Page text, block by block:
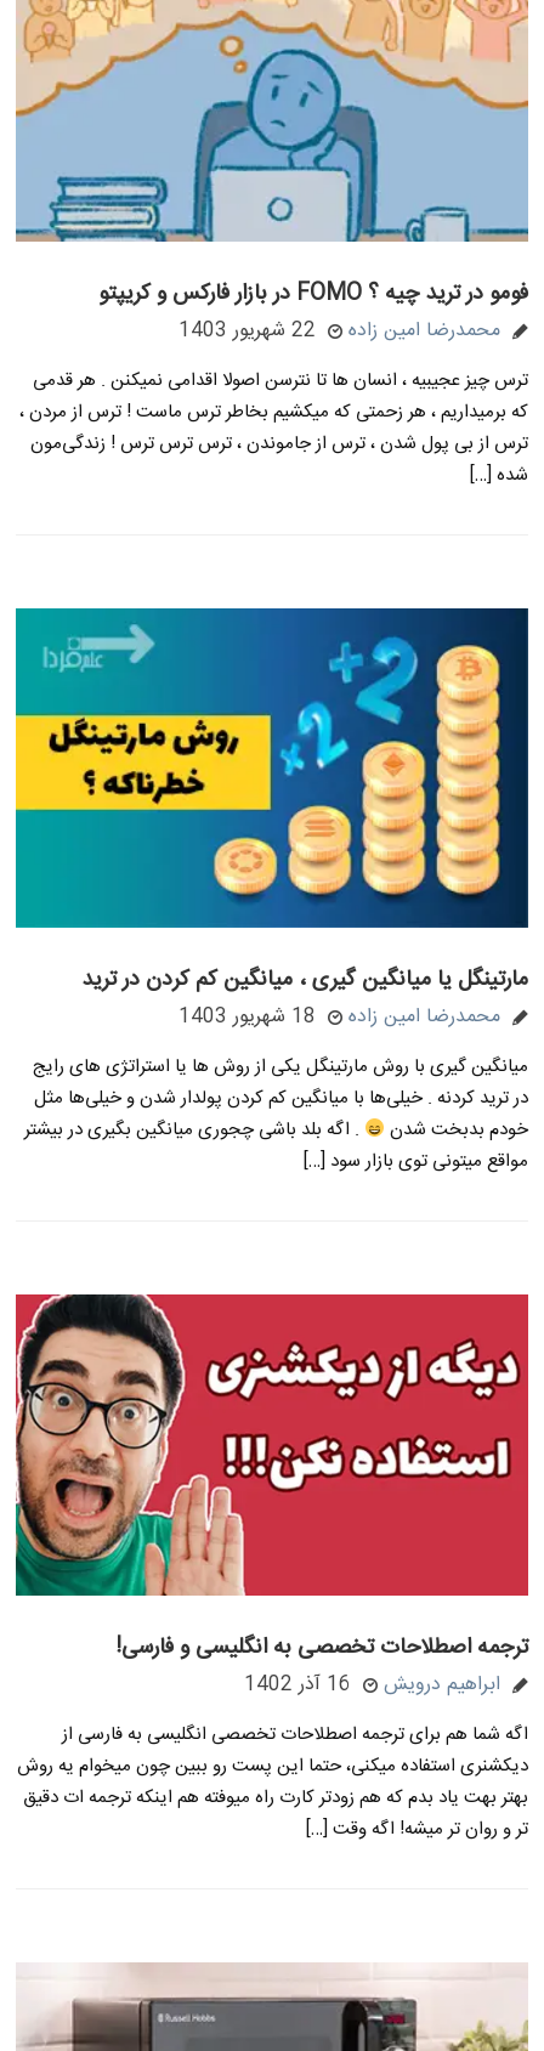
فومو در ترید چیه ؟ FOMO در بازار فارکس و کریپتو
محمدرضا امین زاده 22 شهریور 1403
ترس چیز عجیبیه ، انسان ها تا نترسن اصولا اقدامی نمیکنن . هر قدمی
که برمیداریم ، هر زحمتی که میکشیم بخاطر ترس ماست ! ترس از مردن ،
ترس از بی پول شدن ، ترس از جاموندن ، ترس ترس ترس ! زندگی‌مون
شده […]
مارتینگل یا میانگین گیری ، میانگین کم کردن در ترید
محمدرضا امین زاده 18 شهریور 1403
میانگین گیری با روش مارتینگل یکی از روش ها یا استراتژی های رایج
در ترید کردنه . خیلی‌ها با میانگین کم کردن پولدار شدن و خیلی‌ها مثل
خودم بدبخت شدن
. اگه بلد باشی چجوری میانگین بگیری در بیشتر
مواقع میتونی توی بازار سود […]
ترجمه اصطلاحات تخصصی به انگلیسی و فارسی!
ابراهیم درویش 16 آذر 1402
اگه شما هم برای ترجمه اصطلاحات تخصصی انگلیسی به فارسی از
دیکشنری استفاده میکنی، حتما این پست رو ببین چون میخوام یه روش
بهتر بهت یاد بدم که هم زودتر کارت راه میوفته هم اینکه ترجمه ات دقیق
تر و روان تر میشه! اگه وقت […]